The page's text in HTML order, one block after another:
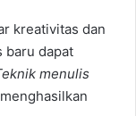
kreativitas dan
baru dapat
menulis